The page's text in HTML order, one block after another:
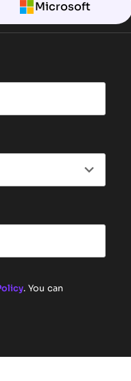
Microsoft
. You can